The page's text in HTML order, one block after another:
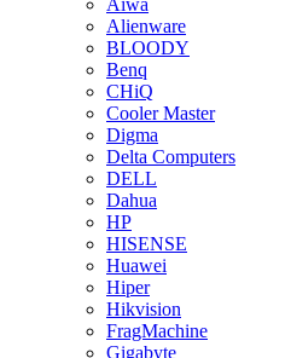
Aiwa
Alienware
BLOODY
Benq
CHiQ
Cooler Master
Digma
Delta Computers
DELL
Dahua
HP
HISENSE
Huawei
Hiper
Hikvision
FragMachine
Gigabyte